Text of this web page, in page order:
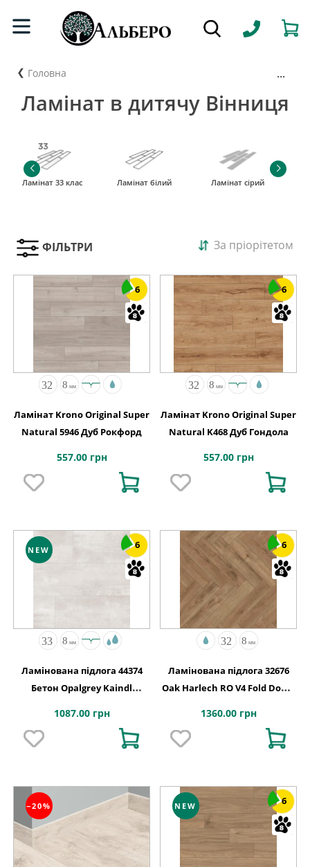
Головна ...
Ламінат в дитячу Вінниця
Ламінат 33 клас Ламінат білий Ламінат сірий
ФІЛЬТРИ За пріорітетом
6
Ламінат Krono Original Super
Natural 5946 Дуб Рокфорд
557.00 грн
6
Ламінат Krono Original Super
Natural K468 Дуб Гондола
557.00 грн
NEW 6
Ламінована підлога 44374
Бетон Opalgrey Kaindl
1087.00 грн
6
Ламінована підлога 32676
Oak Harlech RO V4 Fold Down
1360.00 грн
−20% NEW 6